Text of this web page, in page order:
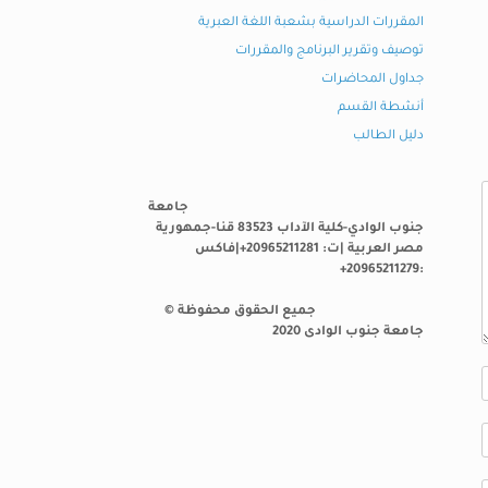
المقررات الدراسية بشعبة اللغة العبرية
توصيف وتقرير البرنامج والمقررات
جداول المحاضرات
أنشطة القسم
دليل الطالب
جامعة
جنوب الوادي-كلية الآداب 83523 قنا-جمهورية
مصر العربية |ت: 20965211281+|فاكس
:20965211279+
جميع الحقوق محفوظة ©
جامعة جنوب الوادى 2020